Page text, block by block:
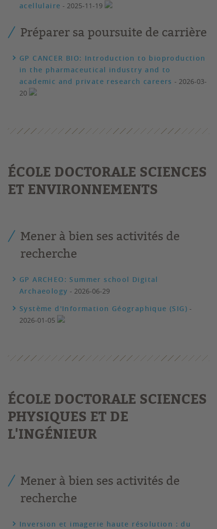
acellulaire - 2025-11-19
Préparer sa poursuite de carrière
GP CANCER BIO: Introduction to bioproduction
in the pharmaceutical industry and to
academic and private research careers - 2026-03-
20
ÉCOLE DOCTORALE SCIENCES
ET ENVIRONNEMENTS
Mener à bien ses activités de
recherche
GP ARCHEO: Summer school Digital
Archaeology - 2026-06-29
Système d'Information Géographique (SIG) -
2026-01-05
ÉCOLE DOCTORALE SCIENCES
PHYSIQUES ET DE
L'INGÉNIEUR
Mener à bien ses activités de
recherche
Inversion et imagerie haute résolution : du